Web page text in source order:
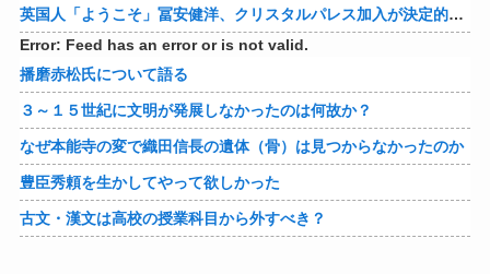
英国人「ようこそ」冨安健洋、クリスタルパレス加入が決定的に！メディカル検査をパス！現地サポが歓迎！アーセナルファンも祝福！【海外の反応】
Error: Feed has an error or is not valid.
播磨赤松氏について語る
３～１５世紀に文明が発展しなかったのは何故か？
なぜ本能寺の変で織田信長の遺体（骨）は見つからなかったのか
豊臣秀頼を生かしてやって欲しかった
古文・漢文は高校の授業科目から外すべき？